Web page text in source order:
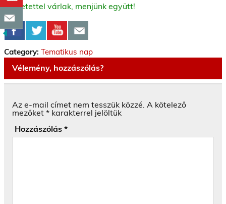
Szeretettel várlak, menjünk együtt!
Category: Tematikus nap
Vélemény, hozzászólás?
Az e-mail címet nem tesszük közzé. A kötelező
mezőket * karakterrel jelöltük
Hozzászólás *